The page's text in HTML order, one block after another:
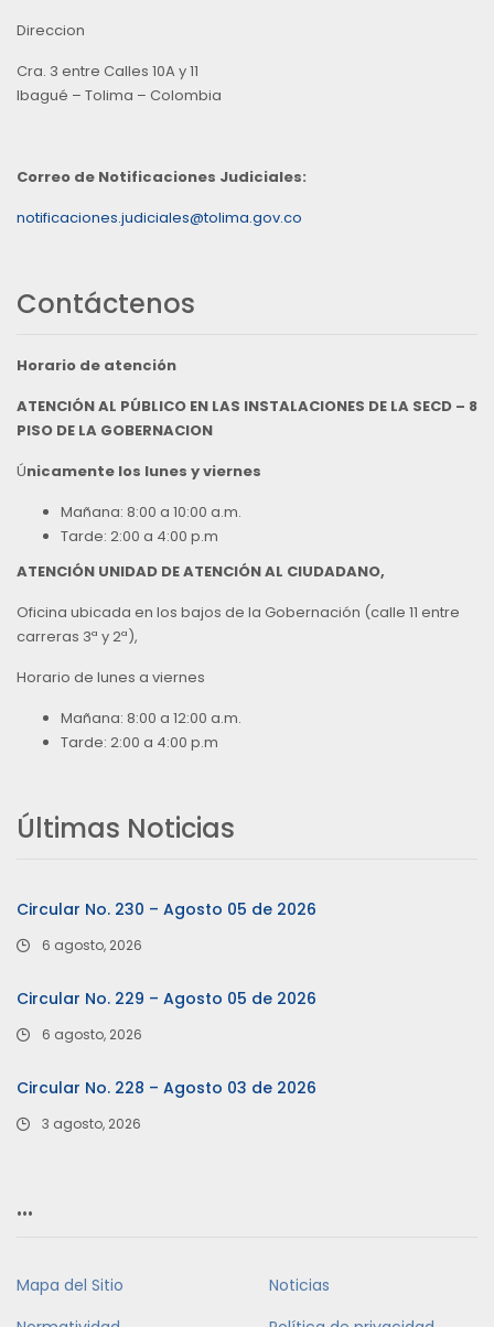
Direccion
Cra. 3 entre Calles 10A y 11
Ibagué – Tolima – Colombia
Correo de Notificaciones Judiciales:
notificaciones.judiciales@tolima.gov.co
Contáctenos
Horario de atención
ATENCIÓN AL PÚBLICO EN LAS INSTALACIONES DE LA SECD – 8
PISO DE LA GOBERNACION
Únicamente los lunes y viernes
Mañana: 8:00 a 10:00 a.m.
Tarde: 2:00 a 4:00 p.m
ATENCIÓN UNIDAD DE ATENCIÓN AL CIUDADANO,
Oficina ubicada en los bajos de la Gobernación (calle 11 entre
carreras 3ª y 2ª),
Horario de lunes a viernes
Mañana: 8:00 a 12:00 a.m.
Tarde: 2:00 a 4:00 p.m
Últimas Noticias
Circular No. 230 – Agosto 05 de 2026
6 agosto, 2026
Circular No. 229 – Agosto 05 de 2026
6 agosto, 2026
Circular No. 228 – Agosto 03 de 2026
3 agosto, 2026
…
Mapa del Sitio
Noticias